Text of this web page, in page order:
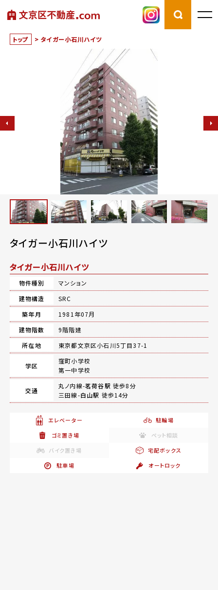
トップ > タイガー小石川ハイツ
タイガー小石川ハイツ
タイガー小石川ハイツ
物件種別
マンション
建物構造
SRC
築年月
1981年07月
建物階数
9階階建
所在地
東京都文京区小石川5丁目37-1
学区
窪町小学校
第一中学校
交通
丸ノ内線-茗荷谷駅 徒歩8分
三田線-白山駅 徒歩14分
エレベーター
駐輪場
ゴミ置き場
ペット相談
バイク置き場
宅配ボックス
駐車場
オートロック